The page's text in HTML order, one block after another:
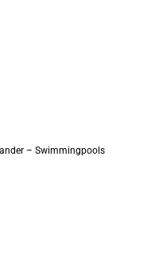
– Swimmingpools